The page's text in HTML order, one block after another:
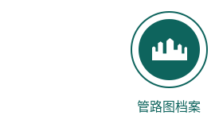
管路图档案